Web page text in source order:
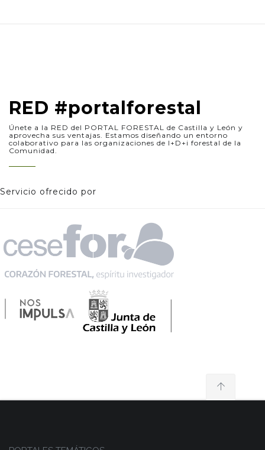
RED #portalforestal
Únete a la RED del PORTAL FORESTAL de Castilla y León y
aprovecha sus ventajas. Estamos diseñando un entorno
colaborativo para las organizaciones de I+D+i forestal de la
Comunidad.
Servicio ofrecido por